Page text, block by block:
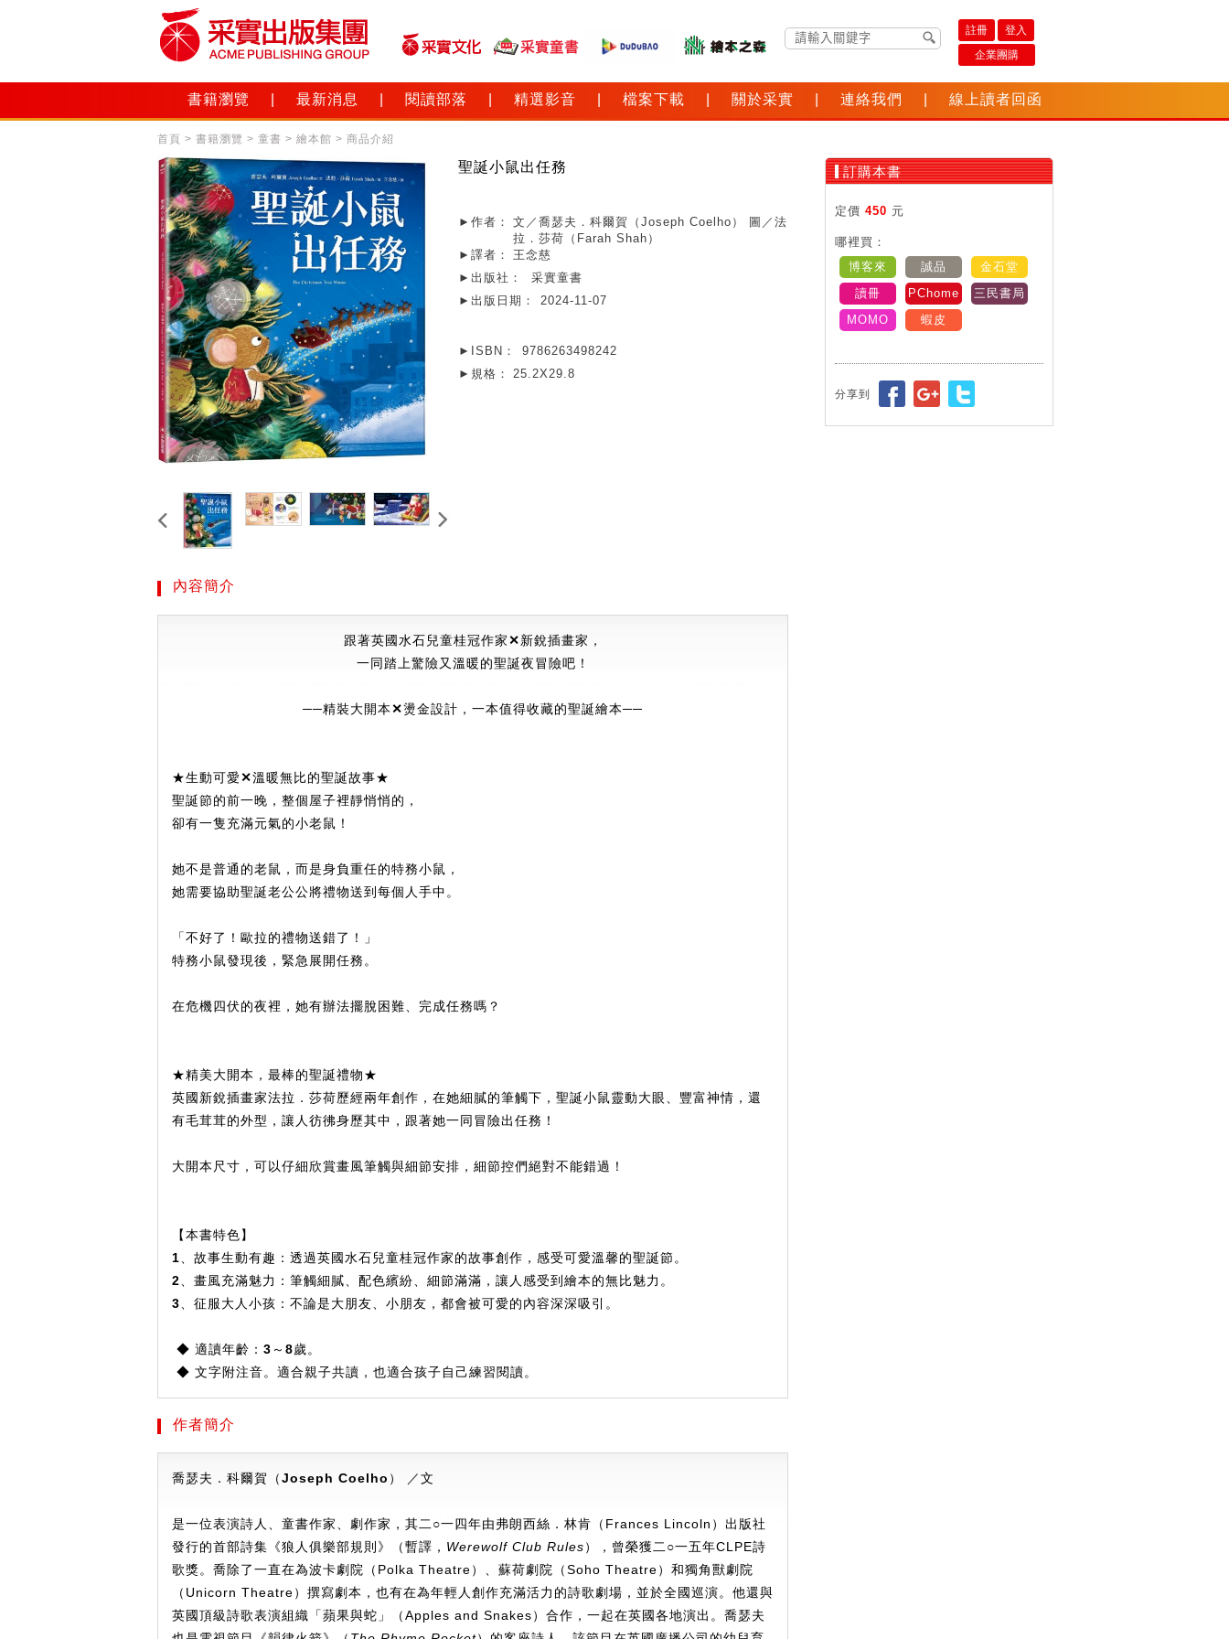
註冊
登入
企業團購
書籍瀏覽 最新消息 閱讀部落 精選影音 檔案下載 關於采實 連絡我們 線上讀者回函
首頁 > 書籍瀏覽 > 童書 > 繪本館 > 商品介紹
聖誕小鼠出任務
►作者：
文／喬瑟夫．科爾賀（Joseph Coelho） 圖／法
拉．莎荷（Farah Shah）
►譯者：
王念慈
►出版社：
采實童書
►出版日期：
2024-11-07
►ISBN：
9786263498242
►規格：
25.2X29.8
訂購本書
定價 450 元
哪裡買：
博客來
誠品
金石堂
讀冊
PChome
三民書局
MOMO
蝦皮
分享到
內容簡介
跟著英國水石兒童桂冠作家✕新銳插畫家，
一同踏上驚險又溫暖的聖誕夜冒險吧！
──精裝大開本✕燙金設計，一本值得收藏的聖誕繪本──
★生動可愛✕溫暖無比的聖誕故事★
聖誕節的前一晚，整個屋子裡靜悄悄的，
卻有一隻充滿元氣的小老鼠！
她不是普通的老鼠，而是身負重任的特務小鼠，
她需要協助聖誕老公公將禮物送到每個人手中。
「不好了！歐拉的禮物送錯了！」
特務小鼠發現後，緊急展開任務。
在危機四伏的夜裡，她有辦法擺脫困難、完成任務嗎？
★精美大開本，最棒的聖誕禮物★
英國新銳插畫家法拉．莎荷歷經兩年創作，在她細膩的筆觸下，聖誕小鼠靈動大眼、豐富神情，還
有毛茸茸的外型，讓人彷彿身歷其中，跟著她一同冒險出任務！
大開本尺寸，可以仔細欣賞畫風筆觸與細節安排，細節控們絕對不能錯過！
【本書特色】
1 、故事生動有趣： 透過英國水石兒童桂冠作家的故事創作，感受可愛溫馨的聖誕節。
2 、畫風充滿魅力： 筆觸細膩、配色繽紛、細節滿滿，讓人感受到繪本的無比魅力。
3 、征服大人小孩： 不論是大朋友、小朋友，都會被可愛的內容深深吸引。
◆ 適讀年齡：3～8歲。
◆ 文字附注音。適合親子共讀，也適合孩子自己練習閱讀。
作者簡介
喬瑟夫．科爾賀（Joseph Coelho ） ／文
是一位表演詩人、童書作家、劇作家，其二○一四年由弗朗西絲．林肯（Frances Lincoln）出版社
發行的首部詩集《狼人俱樂部規則》（暫譯， Werewolf Club Rules），曾榮獲二○一五年CLPE詩
歌獎。喬除了一直在為波卡劇院（Polka Theatre）、蘇荷劇院（Soho Theatre）和獨角獸劇院
（Unicorn Theatre）撰寫劇本，也有在為年輕人創作充滿活力的詩歌劇場，並於全國巡演。他還與
英國頂級詩歌表演組織「蘋果與蛇」（Apples and Snakes）合作，一起在英國各地演出。喬瑟夫